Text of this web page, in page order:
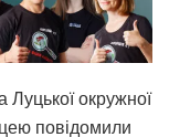
Луцької окружної
повідомили